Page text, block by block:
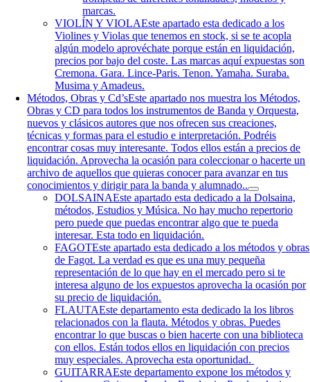
marcas.
VIOLÍN Y VIOLAEste apartado esta dedicado a los
Violines y Violas que tenemos en stock, si se te acopla
algún modelo aprovéchate porque están en liquidación,
precios por bajo del coste. Las marcas aquí expuestas son
Cremona. Gara. Lince-Paris. Tenon. Yamaha. Suraba.
Musima y Amadeus.
Métodos, Obras y Cd’sEste apartado nos muestra los Métodos,
Obras y CD para todos los instrumentos de Banda y Orquesta,
nuevos y clásicos autores que nos ofrecen sus creaciones,
técnicas y formas para el estudio e interpretación. Podréis
encontrar cosas muy interesante. Todos ellos están a precios de
liquidación. Aprovecha la ocasión para coleccionar o hacerte un
archivo de aquellos que quieras conocer para avanzar en tus
conocimientos y dirigir para la banda y alumnado..
DOLSAINAEste apartado esta dedicado a la Dolsaina,
métodos, Estudios y Música. No hay mucho repertorio
pero puede que puedas encontrar algo que te pueda
interesar. Esta todo en liquidación.
FAGOTEste apartado esta dedicado a los métodos y obras
de Fagot. La verdad es que es una muy pequeña
representación de lo que hay en el mercado pero si te
interesa alguno de los expuestos aprovecha la ocasión por
su precio de liquidación.
FLAUTAEste departamento esta dedicado la los libros
relacionados con la flauta. Métodos y obras. Puedes
encontrar lo que buscas o bien hacerte con una biblioteca
con ellos. Están todos ellos en liquidación con precios
muy especiales. Aprovecha esta oportunidad.
GUITARRAEste departamento expone los métodos y